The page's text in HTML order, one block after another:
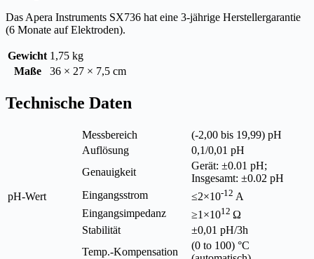
Das Apera Instruments SX736 hat eine 3-jährige Herstellergarantie
(6 Monate auf Elektroden).
Gewicht 1,75 kg
Maße
36 × 27 × 7,5 cm
Technische Daten
pH-Wert
Messbereich
(-2,00 bis 19,99) pH
Auflösung
0,1/0,01 pH
Genauigkeit
Gerät: ±0.01 pH;
Insgesamt: ±0.02 pH
Eingangsstrom
≤2×10-12 A
Eingangsimpedanz
≥1×1012 Ω
Stabilität
±0,01 pH/3h
Temp.-Kompensation
(0 to 100) °C